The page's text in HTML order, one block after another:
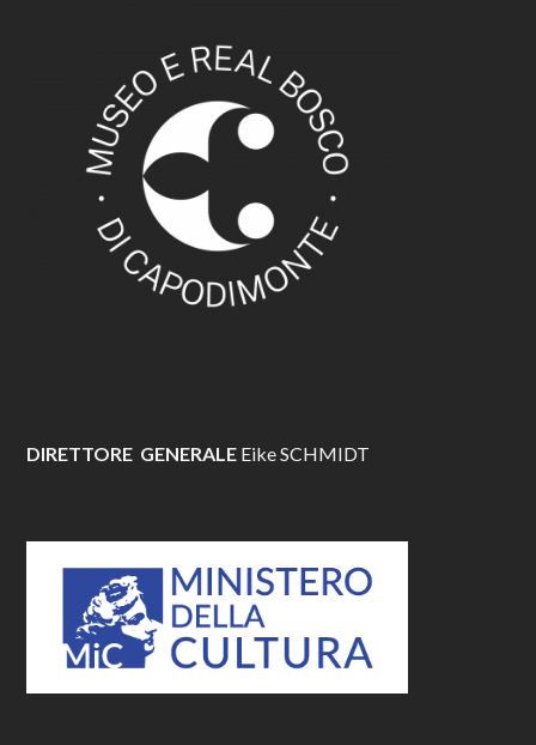
DIRETTORE GENERALE Eike SCHMIDT